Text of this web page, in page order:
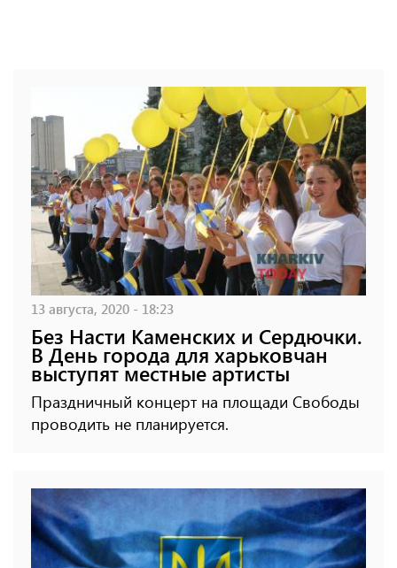
13 августа, 2020 - 18:23
Без Насти Каменских и Сердючки.
В День города для харьковчан
выступят местные артисты
Праздничный концерт на площади Свободы
проводить не планируется.